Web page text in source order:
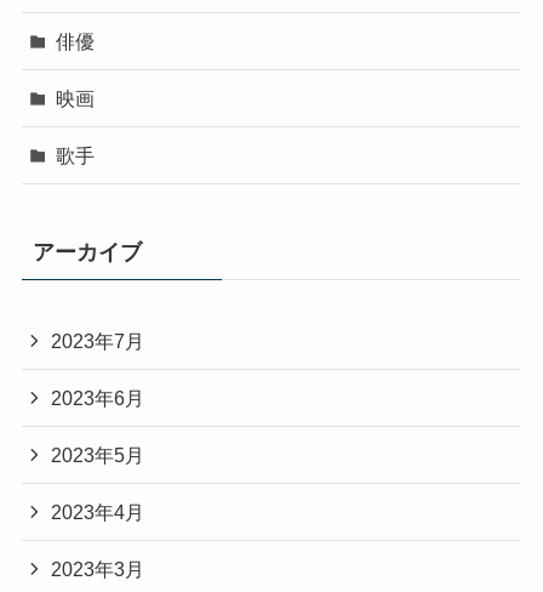
俳優
映画
歌手
アーカイブ
2023年7月
2023年6月
2023年5月
2023年4月
2023年3月